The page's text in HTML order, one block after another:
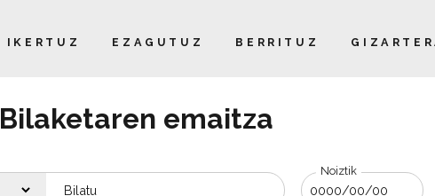
IKERTUZ EZAGUTUZ BERRITUZ
Bilaketaren emaitza
Dataren arabera bilatu
Noiztik